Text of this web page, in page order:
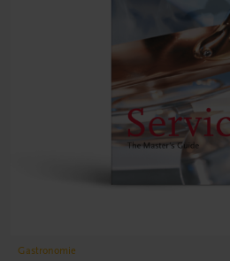
Gastronomie